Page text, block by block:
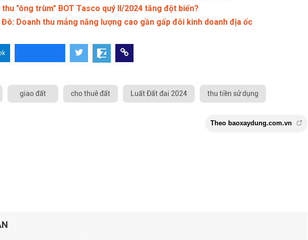
thu "ông trùm" BOT Tasco quý II/2024 tăng đột biến?
Doanh thu mảng năng lượng cao gần gấp đôi kinh doanh địa ốc
giao đất cho thuê đất Luất Đất đai 2024 thu tiền sử dụng